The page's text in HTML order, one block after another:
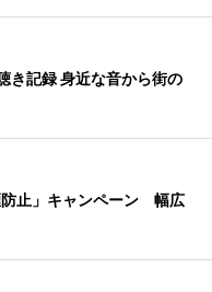
き記録 身近な音から街の
止」キャンペーン 幅広